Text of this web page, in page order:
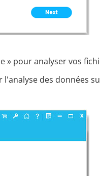
» pour analyser vos
des données